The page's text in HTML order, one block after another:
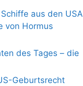
aus den USA
von Hormus
des Tages – die
Geburtsrecht